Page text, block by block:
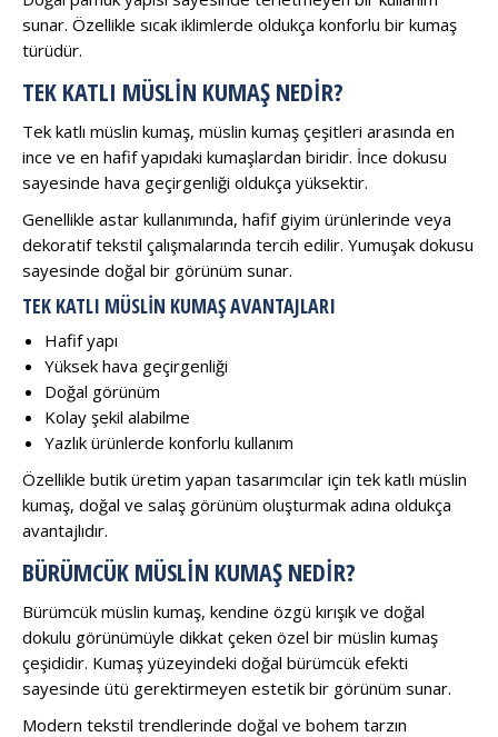
sunar. Özellikle sıcak iklimlerde oldukça konforlu bir kumaş
türüdür.
TEK KATLI MÜSLIN KUMAŞ NEDIR?
Tek katlı müslin kumaş, müslin kumaş çeşitleri arasında en
ince ve en hafif yapıdaki kumaşlardan biridir. İnce dokusu
sayesinde hava geçirgenliği oldukça yüksektir.
Genellikle astar kullanımında, hafif giyim ürünlerinde veya
dekoratif tekstil çalışmalarında tercih edilir. Yumuşak dokusu
sayesinde doğal bir görünüm sunar.
TEK KATLI MÜSLIN KUMAŞ AVANTAJLARI
Hafif yapı
Yüksek hava geçirgenliği
Doğal görünüm
Kolay şekil alabilme
Yazlık ürünlerde konforlu kullanım
Özellikle butik üretim yapan tasarımcılar için tek katlı müslin
kumaş, doğal ve salaş görünüm oluşturmak adına oldukça
avantajlıdır.
BÜRÜMCÜK MÜSLIN KUMAŞ NEDIR?
Bürümcük müslin kumaş, kendine özgü kırışık ve doğal
dokulu görünümüyle dikkat çeken özel bir müslin kumaş
çeşididir. Kumaş yüzeyindeki doğal bürümcük efekti
sayesinde ütü gerektirmeyen estetik bir görünüm sunar.
Modern tekstil trendlerinde doğal ve bohem tarzın